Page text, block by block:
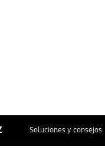
Soluciones y consejos